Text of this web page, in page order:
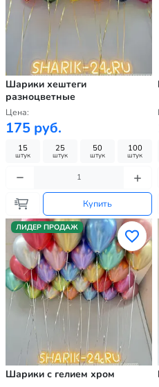
Шарики хештеги
разноцветные
Цена:
175 руб.
15
штук
25
штук
50
штук
100
штук
Купить
ЛИДЕР ПРОДАЖ
Шарики с гелием хром